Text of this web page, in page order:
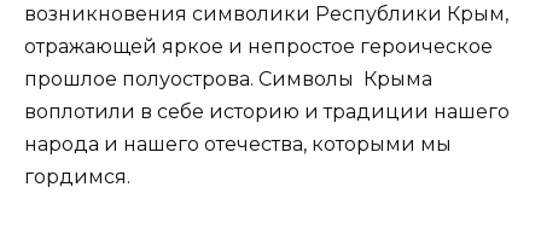
возникновения символики Республики Крым,
отражающей яркое и непростое героическое
прошлое полуострова. Символы Крыма
воплотили в себе историю и традиции нашего
народа и нашего отечества, которыми мы
гордимся.